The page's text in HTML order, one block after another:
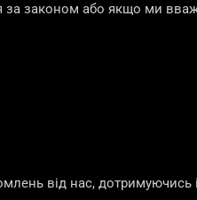
законом або якщо ми
від нас, дотримуючись